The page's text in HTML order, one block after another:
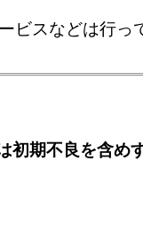
ビスなどは行っ
期不良を含め